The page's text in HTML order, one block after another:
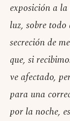
exposición a
luz, sobre
secreción de
que, si
ve afectado,
para una
por la noche,